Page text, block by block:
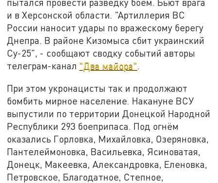
пытался провести разведку боем. Бьют врага
и в Херсонской области. "Артиллерия ВС
России наносит удары по вражескому берегу
Днепра. В районе Кизомыса сбит украинский
Су-25", - сообщают сводку событий авторы
телеграм-канал "Два майора".
При этом укронацисты так и продолжают
бомбить мирное население. Накануне ВСУ
выпустили по территории Донецкой Народной
Республики 293 боеприпаса. Под огнём
оказались Горловка, Михайловка, Озеряновка,
Пантелеймоновка, Васильевка, Ясиноватая,
Донецк, Макеевка, Александровка, Еленовка,
Петровское, Благодатное, Степное,